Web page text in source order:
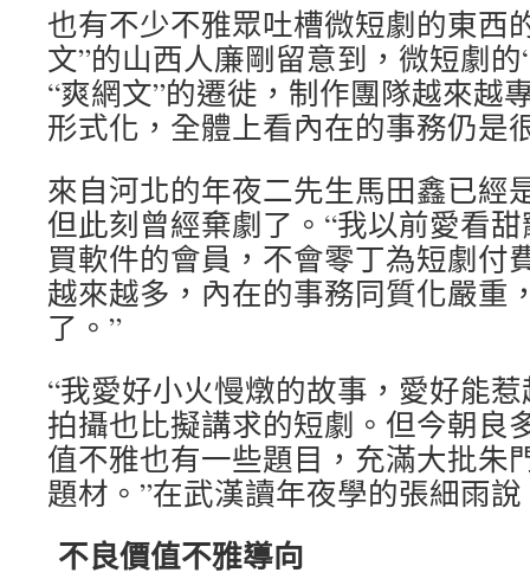
也有不少不雅眾吐槽微短劇的東西
文”的山西人廉剛留意到，微短劇
“爽網文”的遷徙，制作團隊越來越
形式化，全體上看內在的事務仍是
來自河北的年夜二先生馬田鑫已經
但此刻曾經棄劇了。“我以前愛看
買軟件的會員，不會零丁為短劇付
越來越多，內在的事務同質化嚴重
了。”
“我愛好小火慢燉的故事，愛好能
拍攝也比擬講求的短劇。但今朝良
值不雅也有一些題目，充滿大批朱
題材。”在武漢讀年夜學的張細雨說
不良價值不雅導向